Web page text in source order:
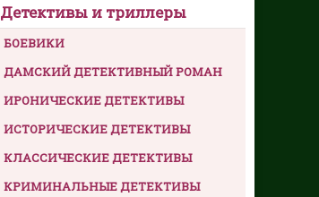
Детективы и триллеры
БОЕВИКИ
ДАМСКИЙ ДЕТЕКТИВНЫЙ РОМАН
ИРОНИЧЕСКИЕ ДЕТЕКТИВЫ
ИСТОРИЧЕСКИЕ ДЕТЕКТИВЫ
КЛАССИЧЕСКИЕ ДЕТЕКТИВЫ
КРИМИНАЛЬНЫЕ ДЕТЕКТИВЫ